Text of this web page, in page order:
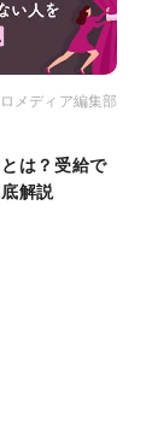
メディア編集部
は？受給で
解説